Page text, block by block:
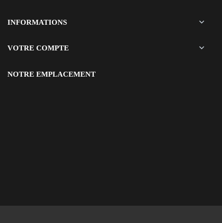
INFORMATIONS 
VOTRE COMPTE 
NOTRE EMPLACEMENT